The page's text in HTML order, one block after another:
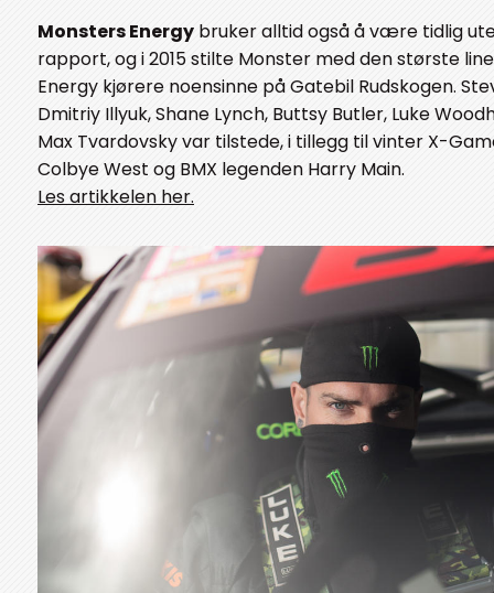
Monsters Energy bruker alltid også å være tidlig
rapport, og i 2015 stilte Monster med den største
Energy kjørere noensinne på Gatebil Rudskogen.
Dmitriy Illyuk, Shane Lynch, Buttsy Butler, Luke
Max Tvardovsky var tilstede, i tillegg til vinter X-
Colbye West og BMX legenden Harry Main.
Les artikkelen her.